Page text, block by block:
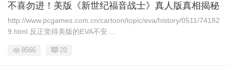
不喜勿进！美版《新世纪福音战士》真人版真相揭秘
http://www.pcgames.com.cn/cartoon/topic/eva/history/0511/74182
9.html 反正觉得美版的EVA不安 ...
8566 20